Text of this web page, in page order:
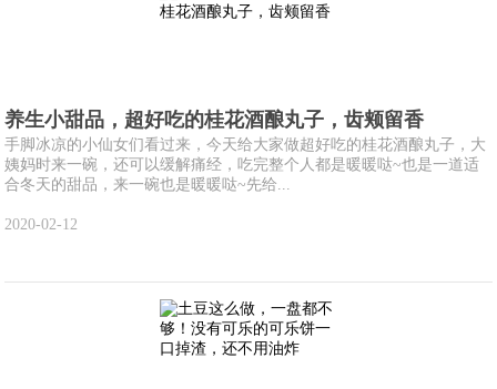
养生小甜品，超好吃的桂花酒酿丸子，齿颊留香
手脚冰凉的小仙女们看过来，今天给大家做超好吃的桂花酒酿丸子，大
姨妈时来一碗，还可以缓解痛经，吃完整个人都是暖暖哒~也是一道适
合冬天的甜品，来一碗也是暖暖哒~先给...
2020-02-12